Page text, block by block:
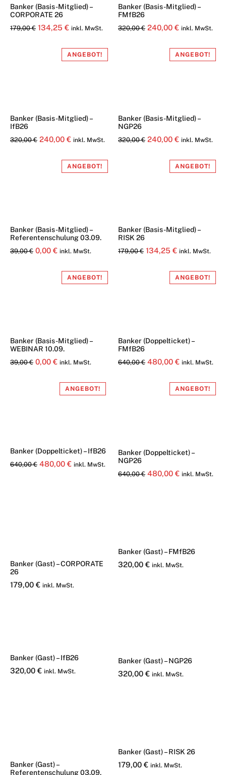
Banker (Basis-Mitglied) –
CORPORATE 26
179,00€ Ursprünglicher
134,25 €Aktueller
ist:
inkl. MwSt.
Banker (Basis-Mitglied) –
FMfB26
320,00€ Ursprünglicher
240,00 €Aktueller
ist:
inkl. MwSt.
ANGEBOT!
Banker (Basis-Mitglied) –
IfB26
320,00€ Ursprünglicher
240,00 €Aktueller
ist:
inkl. MwSt.
ANGEBOT!
Banker (Basis-Mitglied) –
NGP26
320,00€ Ursprünglicher
240,00 €Aktueller
ist:
inkl. MwSt.
ANGEBOT!
Banker (Basis-Mitglied) –
Referentenschulung 03.09.
39,00€ Ursprünglicher
0,00 €Aktueller
inkl. MwSt.
ANGEBOT!
Banker (Basis-Mitglied) –
RISK 26
179,00€ Ursprünglicher
134,25 €Aktueller
ist:
inkl. MwSt.
ANGEBOT!
Banker (Basis-Mitglied) –
WEBINAR 10.09.
39,00€ Ursprünglicher
0,00 €Aktueller
ist:
inkl. MwSt.
ANGEBOT!
Banker (Doppelticket) –
FMfB26
640,00€ Ursprünglicher
480,00 €Aktueller
ist:
inkl. MwSt.
ANGEBOT!
Banker (Doppelticket) – IfB26
640,00€ Ursprünglicher
480,00 €Aktueller
inkl. MwSt.
ANGEBOT!
Banker (Doppelticket) –
NGP26
640,00€ Ursprünglicher
480,00 €Aktueller
inkl. MwSt.
Banker (Gast) – CORPORATE
26
179,00 € inkl. MwSt.
Banker (Gast) – FMfB26
320,00 € inkl. MwSt.
Banker (Gast) – IfB26
320,00 € inkl. MwSt.
Banker (Gast) – NGP26
320,00 € inkl. MwSt.
Banker (Gast) –
Referentenschulung 03.09.
Banker (Gast) – RISK 26
179,00 € inkl. MwSt.